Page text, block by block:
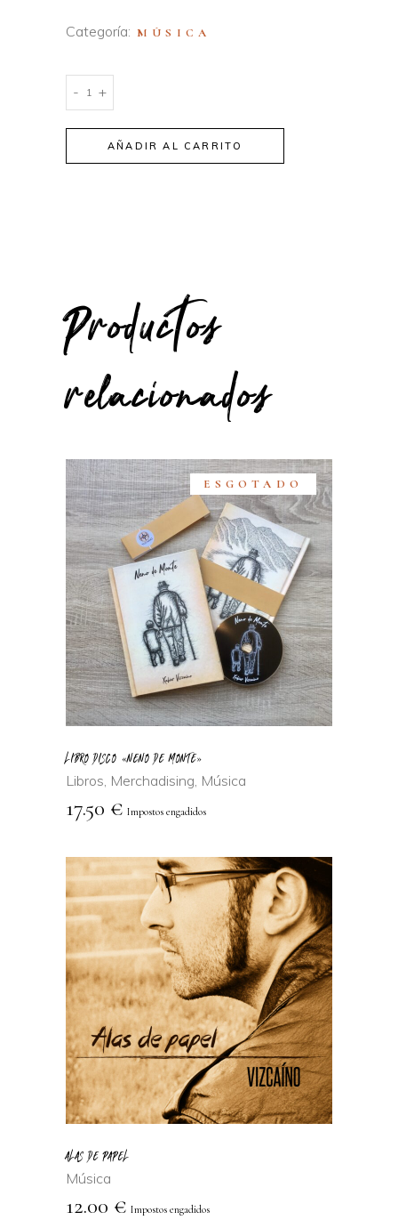
Categoría: MÚSICA
quantity
- +
AÑADIR AL CARRITO
Productos
relacionados
ESGOTADO
LEER MÁS
LIBRO DISCO «NENO DE MONTE»
Libros Merchadising Música
17.50 € Impostos engadidos
AÑADIR AL
CARRITO
ALAS DE PAPEL
Música
12.00 € Impostos engadidos